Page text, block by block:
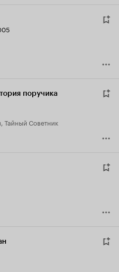
поручика
Тайный Советник